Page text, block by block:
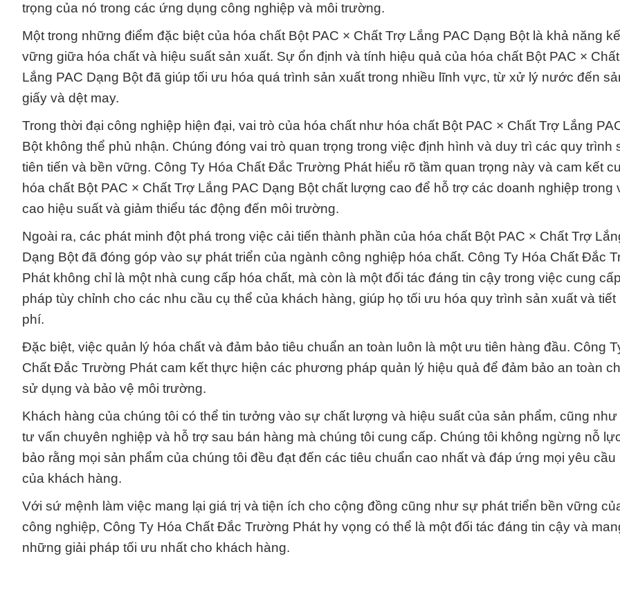
trọng của nó trong các ứng dụng công nghiệp và môi trường.
Một trong những điểm đặc biệt của hóa chất Bột PAC × Chất Trợ Lắng PAC Dạng Bột là khả năng
vững giữa hóa chất và hiệu suất sản xuất. Sự ổn định và tính hiệu quả của hóa chất Bột PAC ×
Lắng PAC Dạng Bột đã giúp tối ưu hóa quá trình sản xuất trong nhiều lĩnh vực, từ xử lý nước đến
giấy và dệt may.
Trong thời đại công nghiệp hiện đại, vai trò của hóa chất như hóa chất Bột PAC × Chất Trợ Lắng
Bột không thể phủ nhận. Chúng đóng vai trò quan trọng trong việc định hình và duy trì các quy trình
tiên tiến và bền vững. Công Ty Hóa Chất Đắc Trường Phát hiểu rõ tầm quan trọng này và cam kết
hóa chất Bột PAC × Chất Trợ Lắng PAC Dạng Bột chất lượng cao để hỗ trợ các doanh nghiệp trong
cao hiệu suất và giảm thiểu tác động đến môi trường.
Ngoài ra, các phát minh đột phá trong việc cải tiến thành phần của hóa chất Bột PAC × Chất Trợ
Dạng Bột đã đóng góp vào sự phát triển của ngành công nghiệp hóa chất. Công Ty Hóa Chất Đắc
Phát không chỉ là một nhà cung cấp hóa chất, mà còn là một đối tác đáng tin cậy trong việc cung
pháp tùy chỉnh cho các nhu cầu cụ thể của khách hàng, giúp họ tối ưu hóa quy trình sản xuất và tiết
phí.
Đặc biệt, việc quản lý hóa chất và đảm bảo tiêu chuẩn an toàn luôn là một ưu tiên hàng đầu. Công
Chất Đắc Trường Phát cam kết thực hiện các phương pháp quản lý hiệu quả để đảm bảo an toàn
sử dụng và bảo vệ môi trường.
Khách hàng của chúng tôi có thể tin tưởng vào sự chất lượng và hiệu suất của sản phẩm, cũng
tư vấn chuyên nghiệp và hỗ trợ sau bán hàng mà chúng tôi cung cấp. Chúng tôi không ngừng nỗ
bảo rằng mọi sản phẩm của chúng tôi đều đạt đến các tiêu chuẩn cao nhất và đáp ứng mọi yêu cầu
của khách hàng.
Với sứ mệnh làm việc mang lại giá trị và tiện ích cho cộng đồng cũng như sự phát triển bền vững
công nghiệp, Công Ty Hóa Chất Đắc Trường Phát hy vọng có thể là một đối tác đáng tin cậy và
những giải pháp tối ưu nhất cho khách hàng.